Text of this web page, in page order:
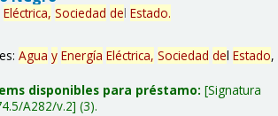
Eléctrica, Sociedad del Estado.
Agua y Energía Eléctrica, Sociedad del Estado,
disponibles para préstamo: Signatura
A282/v.2 (3).